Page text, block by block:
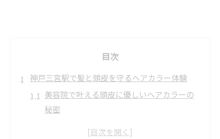
目次
神戸三宮駅で髪と頭皮を守るヘアカラー体験
美容院で叶える頭皮に優しいヘアカラーの
秘密
三宮で美髪を守る白髪染め・白髪ぼかしの